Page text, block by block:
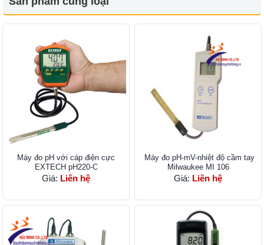
Máy đo pH với cáp điện cực
EXTECH pH220-C
Giá: Liên hệ
Máy đo pH-mV-nhiệt độ cầm tay
Milwaukee MI 106
Giá: Liên hệ